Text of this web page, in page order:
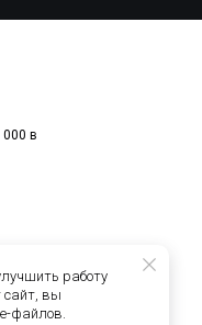
000 в
работу
сайт, вы
файлов.